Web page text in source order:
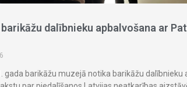
dalībnieku apbalvošana ar
gada barikāžu muzejā notika barikāžu dalībnieku